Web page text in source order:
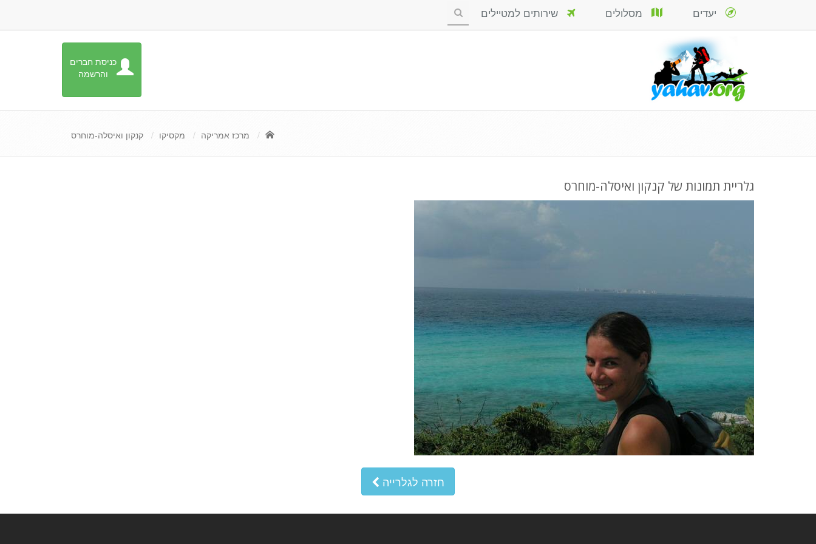
כניסת חברים
והרשמה
יעדים מסלולים שירותים למטיילים
מרכז אמריקה מקסיקו קנקון ואיסלה-מוחרס
גלריית תמונות של קנקון ואיסלה-מוחרס
חזרה לגלרייה